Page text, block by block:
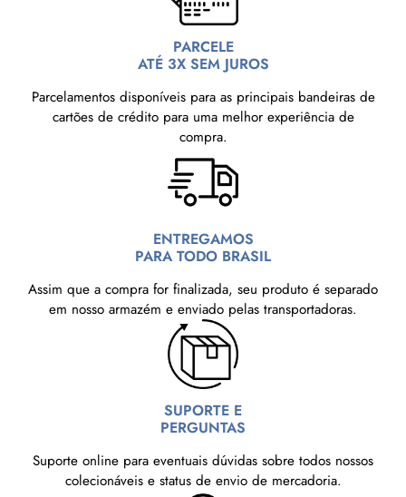
PARCELE
ATÉ 3X SEM JUROS
Parcelamentos disponíveis para as principais bandeiras de
cartões de crédito para uma melhor experiência de
compra.
ENTREGAMOS
PARA TODO BRASIL
Assim que a compra for finalizada, seu produto é separado
em nosso armazém e enviado pelas transportadoras.
SUPORTE E
PERGUNTAS
Suporte online para eventuais dúvidas sobre todos nossos
colecionáveis e status de envio de mercadoria.